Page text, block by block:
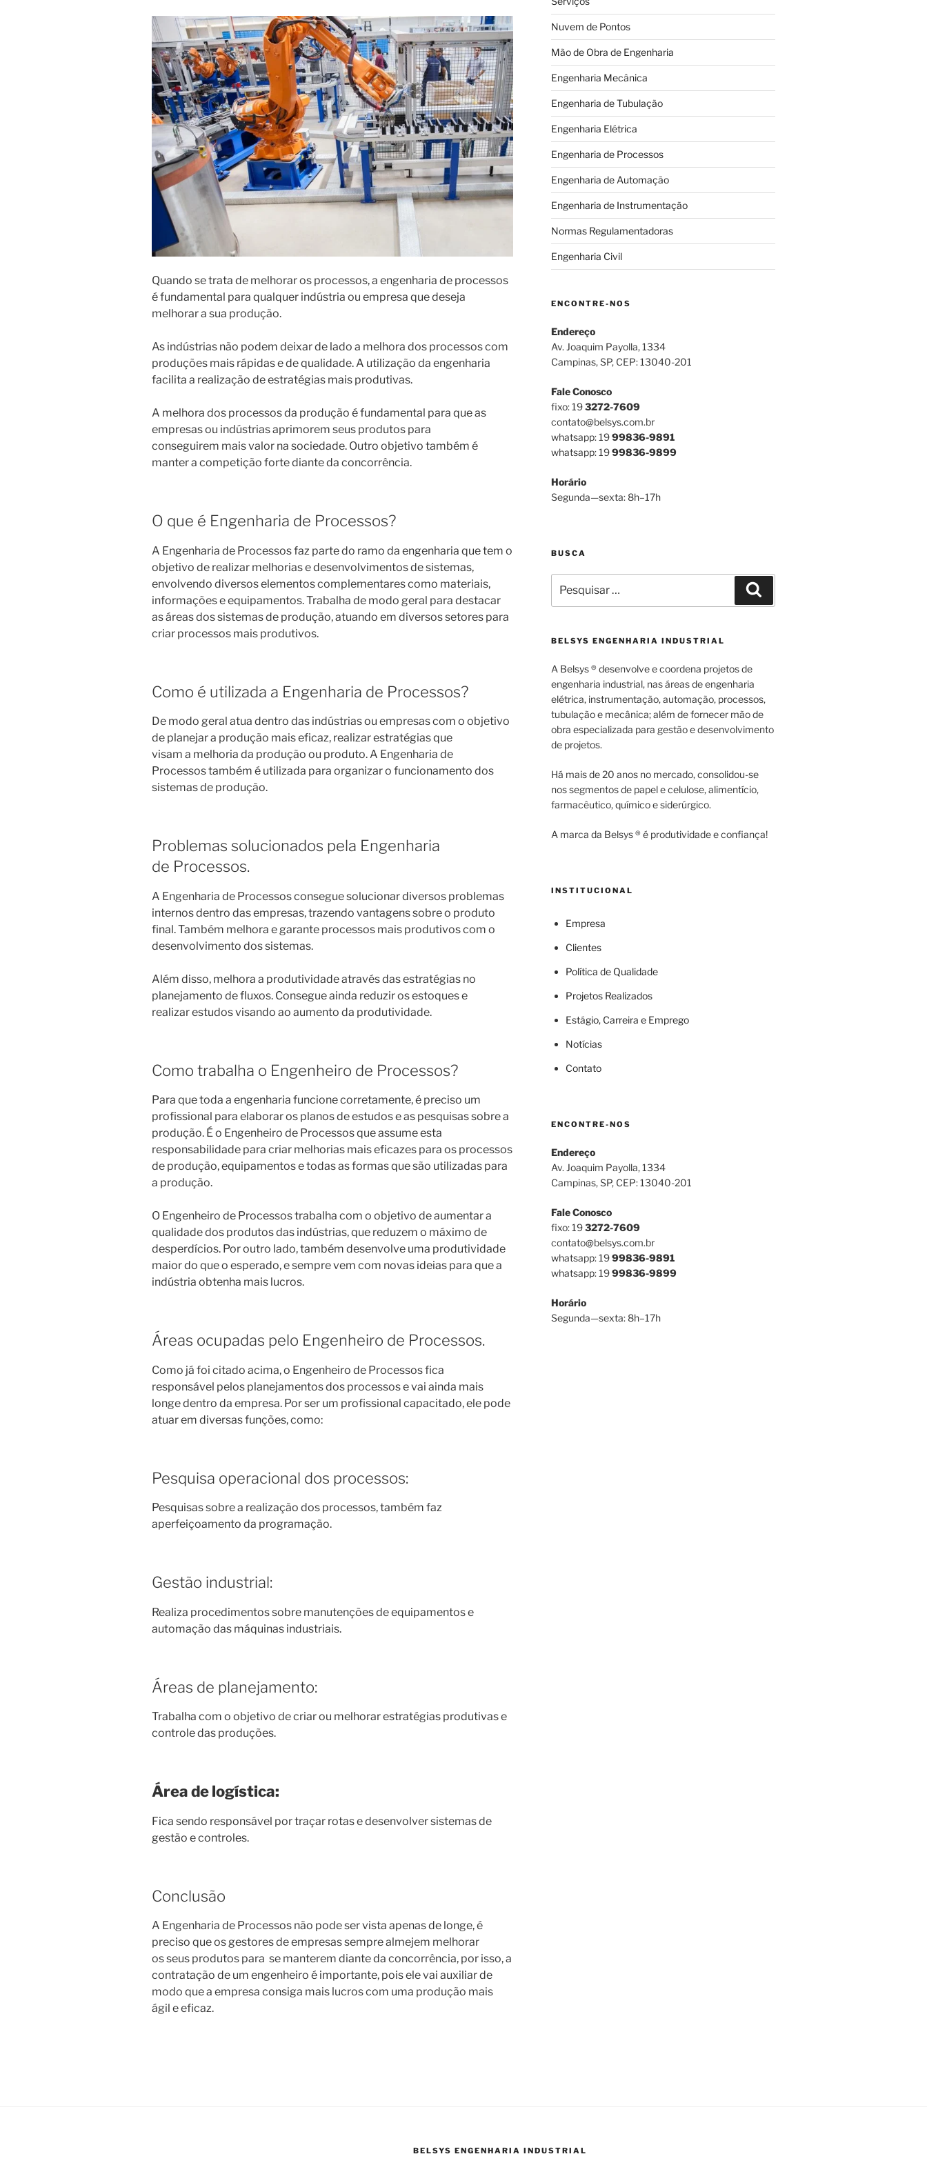
Quando se trata de melhorar os processos, a engenharia de processos
é fundamental para qualquer indústria ou empresa que deseja
melhorar a sua produção.
As indústrias não podem deixar de lado a melhora dos processos com
produções mais rápidas e de qualidade. A utilização da engenharia
facilita a realização de estratégias mais produtivas.
A melhora dos processos da produção é fundamental para que as
empresas ou indústrias aprimorem seus produtos para
conseguirem mais valor na sociedade. Outro objetivo também é
manter a competição forte diante da concorrência.
O que é Engenharia de Processos?
A Engenharia de Processos faz parte do ramo da engenharia que tem o
objetivo de realizar melhorias e desenvolvimentos de sistemas,
envolvendo diversos elementos complementares como materiais,
informações e equipamentos. Trabalha de modo geral para destacar
as áreas dos sistemas de produção, atuando em diversos setores para
criar processos mais produtivos.
Como é utilizada a Engenharia de Processos?
De modo geral atua dentro das indústrias ou empresas com o objetivo
de planejar a produção mais eficaz, realizar estratégias que
visam a melhoria da produção ou produto. A Engenharia de
Processos também é utilizada para organizar o funcionamento dos
sistemas de produção.
Problemas solucionados pela Engenharia
de Processos.
A Engenharia de Processos consegue solucionar diversos problemas
internos dentro das empresas, trazendo vantagens sobre o produto
final. Também melhora e garante processos mais produtivos com o
desenvolvimento dos sistemas.
Além disso, melhora a produtividade através das estratégias no
planejamento de fluxos. Consegue ainda reduzir os estoques e
realizar estudos visando ao aumento da produtividade.
Como trabalha o Engenheiro de Processos?
Para que toda a engenharia funcione corretamente, é preciso um
profissional para elaborar os planos de estudos e as pesquisas sobre a
produção. É o Engenheiro de Processos que assume esta
responsabilidade para criar melhorias mais eficazes para os processos
de produção, equipamentos e todas as formas que são utilizadas para
a produção.
O Engenheiro de Processos trabalha com o objetivo de aumentar a
qualidade dos produtos das indústrias, que reduzem o máximo de
desperdícios. Por outro lado, também desenvolve uma produtividade
maior do que o esperado, e sempre vem com novas ideias para que a
indústria obtenha mais lucros.
Áreas ocupadas pelo Engenheiro de Processos.
Como já foi citado acima, o Engenheiro de Processos fica
responsável pelos planejamentos dos processos e vai ainda mais
longe dentro da empresa. Por ser um profissional capacitado, ele pode
atuar em diversas funções, como:
Pesquisa operacional dos processos:
Pesquisas sobre a realização dos processos, também faz
aperfeiçoamento da programação.
Gestão industrial:
Realiza procedimentos sobre manutenções de equipamentos e
automação das máquinas industriais.
Áreas de planejamento:
Trabalha com o objetivo de criar ou melhorar estratégias produtivas e
controle das produções.
Área de logística:
Fica sendo responsável por traçar rotas e desenvolver sistemas de
gestão e controles.
Conclusão
A Engenharia de Processos não pode ser vista apenas de longe, é
preciso que os gestores de empresas sempre almejem melhorar
os seus produtos para se manterem diante da concorrência, por isso, a
contratação de um engenheiro é importante, pois ele vai auxiliar de
modo que a empresa consiga mais lucros com uma produção mais
ágil e eficaz.
Nuvem de Pontos
Mão de Obra de Engenharia
Engenharia Mecânica
Engenharia de Tubulação
Engenharia Elétrica
Engenharia de Processos
Engenharia de Automação
Engenharia de Instrumentação
Normas Regulamentadoras
Engenharia Civil
ENCONTRE-NOS
Endereço
Av. Joaquim Payolla, 1334
Campinas, SP, CEP: 13040-201
Fale Conosco
fixo: 193272-7609
contato@belsys.com.br
whatsapp: 1999836-9891
whatsapp: 1999836-9899
Horário
Segunda—sexta: 8h–17h
BUSCA
por:
BELSYS ENGENHARIA INDUSTRIAL
A Belsys ® desenvolve e coordena projetos de
engenharia industrial, nas áreas de engenharia
elétrica, instrumentação, automação, processos,
tubulação e mecânica; além de fornecer mão de
obra especializada para gestão e desenvolvimento
de projetos.
Há mais de 20 anos no mercado, consolidou-se
nos segmentos de papel e celulose, alimentício,
farmacêutico, químico e siderúrgico.
A marca da Belsys ® é produtividade e confiança!
INSTITUCIONAL
Empresa
Clientes
Política de Qualidade
Projetos Realizados
Estágio, Carreira e Emprego
Notícias
Contato
ENCONTRE-NOS
Endereço
Av. Joaquim Payolla, 1334
Campinas, SP, CEP: 13040-201
Fale Conosco
fixo: 193272-7609
contato@belsys.com.br
whatsapp: 1999836-9891
whatsapp: 1999836-9899
Horário
Segunda—sexta: 8h–17h
BELSYS ENGENHARIA INDUSTRIAL